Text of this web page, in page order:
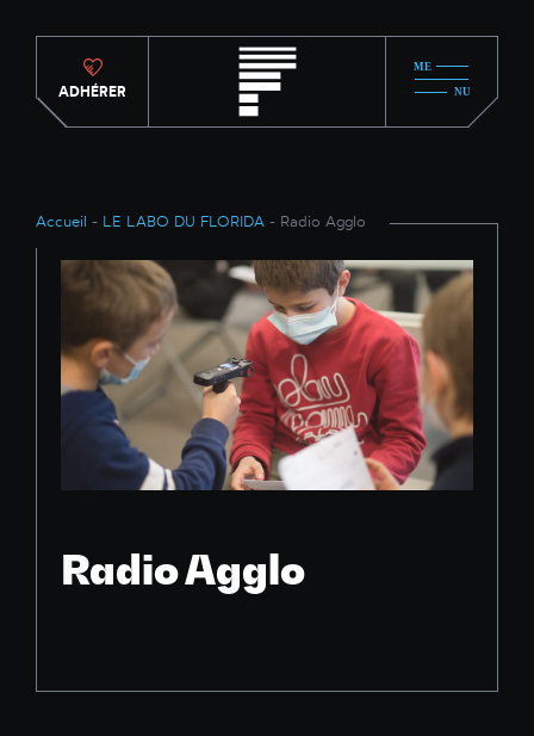
ADHÉRER
Accueil - LE LABO DU FLORIDA - Radio Agglo
Radio Agglo